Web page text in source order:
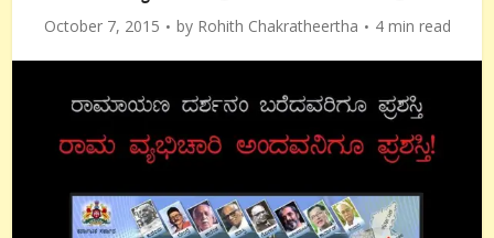
October 7, 2015 by Rohith Chakratheertha 4 min read